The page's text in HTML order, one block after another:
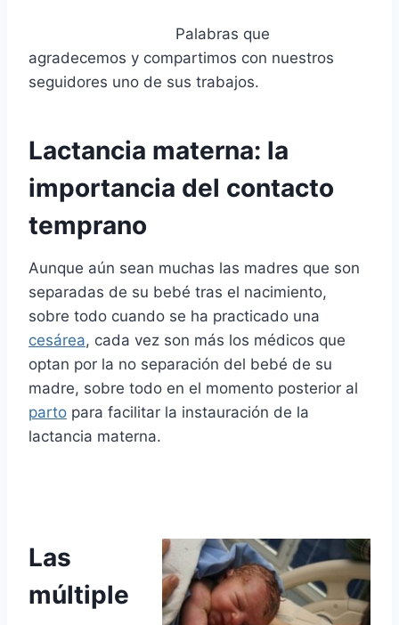
Palabras que
agradecemos y compartimos con nuestros
seguidores uno de sus trabajos.
Lactancia materna: la
importancia del contacto
temprano
Aunque aún sean muchas las madres que son
separadas de su bebé tras el nacimiento,
sobre todo cuando se ha practicado una
cesárea, cada vez son más los médicos que
optan por la no separación del bebé de su
madre, sobre todo en el momento posterior al
parto para facilitar la instauración de la
lactancia materna.
Las
múltiple